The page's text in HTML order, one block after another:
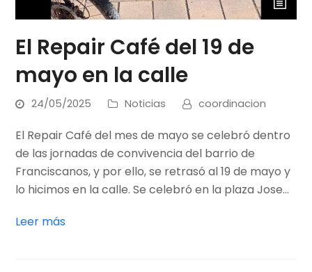
El Repair Café del 19 de
mayo en la calle
24/05/2025 Noticias coordinacion
El Repair Café del mes de mayo se celebró dentro
de las jornadas de convivencia del barrio de
Franciscanos, y por ello, se retrasó al 19 de mayo y
lo hicimos en la calle. Se celebró en la plaza Jose…
Leer más